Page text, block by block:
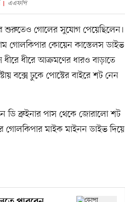
এএফপি
শুরুতেও গোলের সুযোগ পেয়েছিলেন।
গোলকিপার কোয়েন কাস্তেলস ডাইভ
ধীরে আক্রমণের ধারও বাড়াতে
বক্সে ঢুকে পোস্টের বাইরে শট নেন
ডি ব্রুইনার পাস থেকে জোরালো শট
গোলকিপার মাইক মাইনন ডাইভ দিয়ে